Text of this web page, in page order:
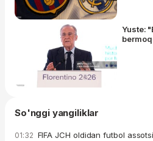
Yuste:
So'nggi yangiliklar
01:32 FIFA JCH oldidan futbol